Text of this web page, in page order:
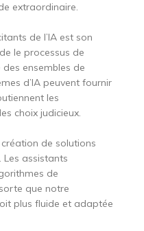
extraordinaire.
de l’IA est son
le processus de
des ensembles de
d’IA peuvent fournir
les
choix judicieux.
création de solutions
Les assistants
de
que notre
plus fluide et adaptée